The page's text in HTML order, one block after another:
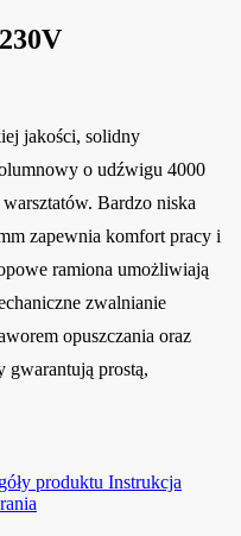
jakości, solidny
o udźwigu 4000
Bardzo niska
zapewnia komfort pracy i
ramiona umożliwiają
zwalnianie
opuszczania oraz
gwarantują prostą,
produktu Instrukcja